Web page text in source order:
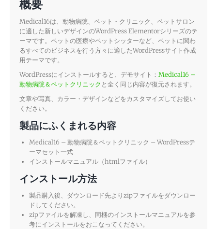
概要
Medical16は、動物病院、ペット・クリニック、ペットサロン
に適した新しいデザインのWordPress Elementorシリーズのテ
ーマです。ペットの医療やペットシッターなど、ペットに関わ
るすべてのビジネスを行う方々に適したWordPressサイト作成
用テーマです。
WordPressにインストールすると、デモサイト： Medical16 –
動物病院＆ペットクリニック と全く同じ内容が復元されます。
文章や写真、カラー・デザインなどをカスタマイズしてお使い
ください。
製品にふくまれる内容
Medical16 – 動物病院＆ペットクリニック – WordPressテ
ーマセット一式
インストールマニュアル（htmlファイル）
インストール方法
製品購入後、ダウンロード先よりzipファイルをダウンロー
ドしてください。
zipファイルを解凍し、同梱のインストールマニュアルを参
考にインストールをおこなってください。